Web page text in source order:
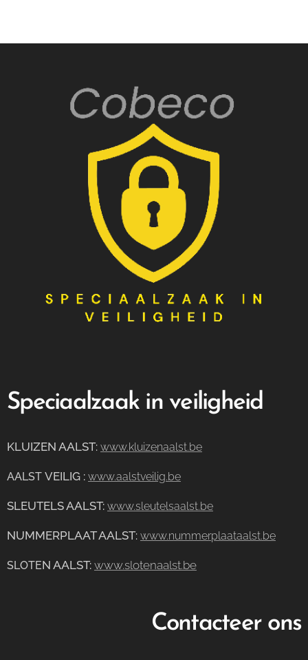
Speciaalzaak in veiligheid
KLUIZEN AALST: www.kluizenaalst.be
AALST VEILIG : www.aalstveilig.be
SLEUTELS AALST: www.sleutelsaalst.be
NUMMERPLAAT AALST: www.nummerplaataalst.be
SLOTEN AALST: www.slotenaalst.be
Contacteer ons